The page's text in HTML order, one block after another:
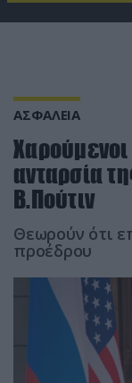
ΑΣΦΑΛΕΙΑ
Χαρούμενοι
ανταρσία
Β.Πούτιν
Θεωρούν ότι
προέδρου